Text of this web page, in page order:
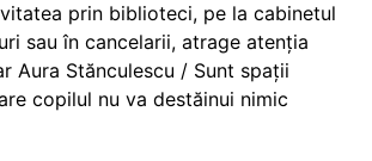
prin biblioteci, pe la cabinetul
sau în cancelarii, atrage atenția
Aura Stănculescu / Sunt spații
copilul nu va destăinui nimic